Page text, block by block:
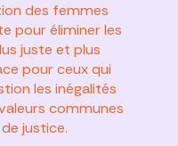
des femmes
pour éliminer les
juste et plus
pour ceux qui
les inégalités
communes
justice.